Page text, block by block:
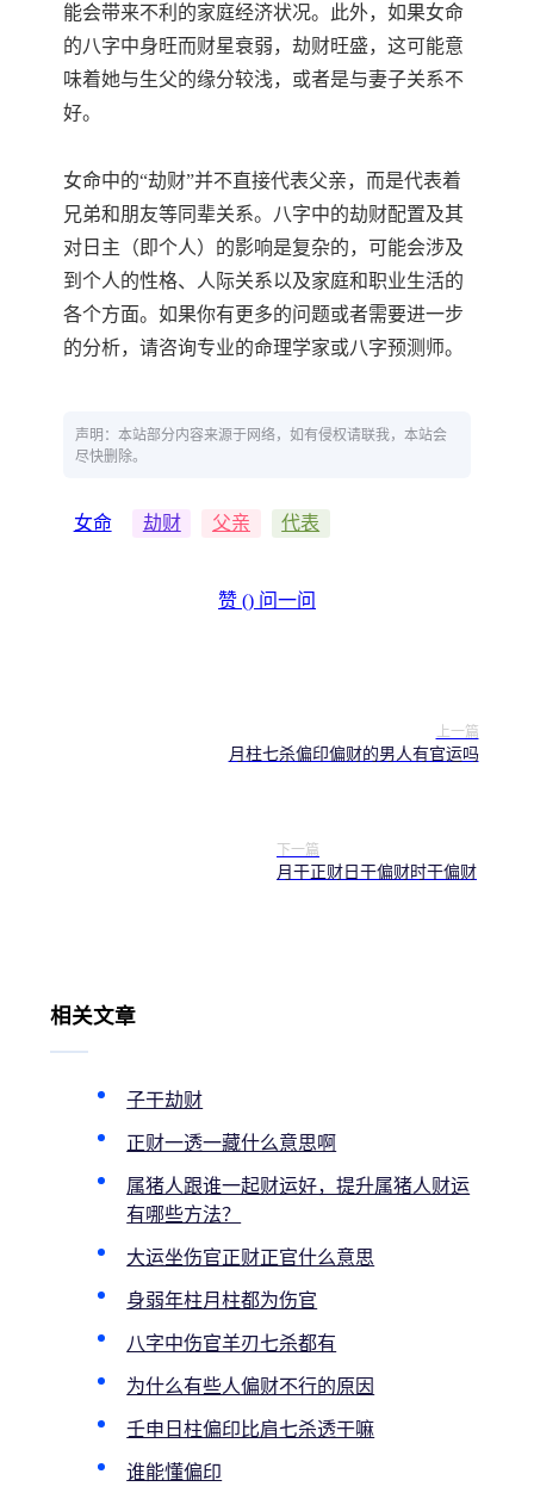
能会带来不利的家庭经济状况。此外，如果女命
的八字中身旺而财星衰弱，劫财旺盛，这可能意
味着她与生父的缘分较浅，或者是与妻子关系不
好。
女命中的“劫财”并不直接代表父亲，而是代表着
兄弟和朋友等同辈关系。八字中的劫财配置及其
对日主（即个人）的影响是复杂的，可能会涉及
到个人的性格、人际关系以及家庭和职业生活的
各个方面。如果你有更多的问题或者需要进一步
的分析，请咨询专业的命理学家或八字预测师。
声明：本站部分内容来源于网络，如有侵权请联我，本站会
尽快删除。
女命 劫财 父亲 代表
赞 () 问一问
上一篇
月柱七杀偏印偏财的男人有官运吗
下一篇
月干正财日干偏财时干偏财
相关文章
子干劫财
正财一透一藏什么意思啊
属猪人跟谁一起财运好，提升属猪人财运
有哪些方法？
大运坐伤官正财正官什么意思
身弱年柱月柱都为伤官
八字中伤官羊刃七杀都有
为什么有些人偏财不行的原因
壬申日柱偏印比肩七杀透干嘛
谁能懂偏印